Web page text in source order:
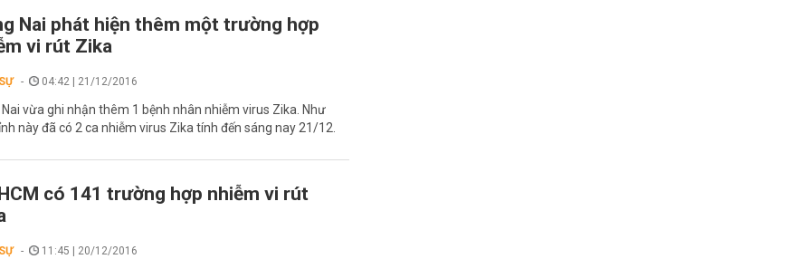
Nai phát hiện thêm một trường hợp
vi rút Zika
04:42 | 21/12/2016
vừa ghi nhận thêm 1 bệnh nhân nhiễm virus Zika. Như
này đã có 2 ca nhiễm virus Zika tính đến sáng nay 21/12.
có 141 trường hợp nhiễm vi rút
11:45 | 20/12/2016